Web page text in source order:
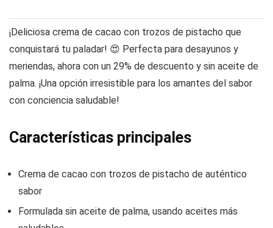
¡Deliciosa crema de cacao con trozos de pistacho que
conquistará tu paladar! 😍 Perfecta para desayunos y
meriendas, ahora con un 29% de descuento y sin aceite de
palma. ¡Una opción irresistible para los amantes del sabor
con conciencia saludable!
Características principales
Crema de cacao con trozos de pistacho de auténtico
sabor
Formulada sin aceite de palma, usando aceites más